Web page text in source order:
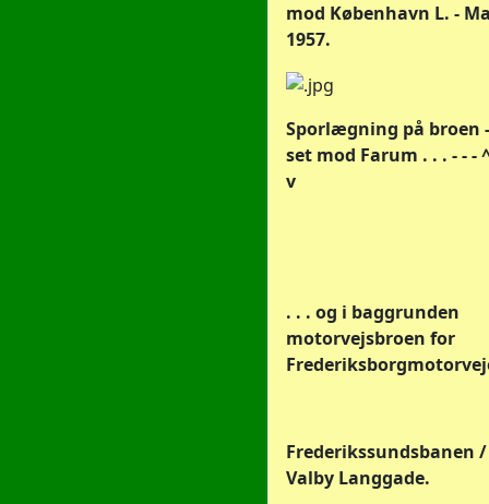
mod København L. -
1957.
Sporlægning på broen -
set mod Farum . . . - - -
v
. . . og i baggrunden
motorvejsbroen for
Frederikssundsbanen /
Valby Langgade.